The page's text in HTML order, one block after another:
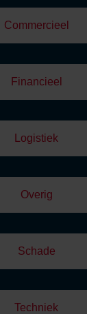
Commercieel
Financieel
Logistiek
Overig
Schade
Techniek